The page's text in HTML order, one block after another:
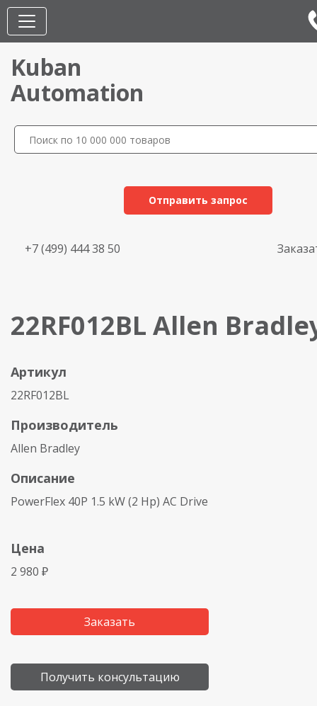
Kuban
Automation
Отправить запрос
+7 (499) 444 38 50
22RF012BL Allen
Артикул
22RF012BL
Производитель
Allen Bradley
Описание
PowerFlex 40P 1.5 kW (2 Hp) AC Drive
Цена
2 980 ₽
Заказать
Получить консультацию